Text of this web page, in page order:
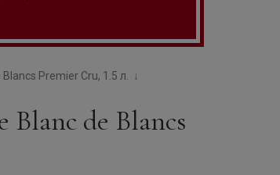
Premier Cru, 1.5 л.
de Blancs